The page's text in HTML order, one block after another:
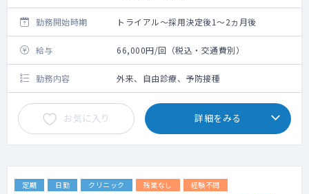
勤務開始時期 トライアル～採用決定後1～2ヵ月後
給与 66,000円/回（税込・交通費別）
勤務内容 外来、自由診療、予防接種
お気に入り 詳細をみる
定期 日勤 クリニック 残業なし
経験不問